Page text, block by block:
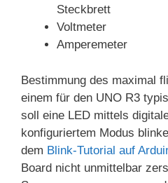
Steckbrett
Voltmeter
Amperemeter
Bestimmung des maximal
einem für den UNO R3
soll eine LED mittels
konfiguriertem Modus
dem Blink-Tutorial auf
Board nicht unmittelbar